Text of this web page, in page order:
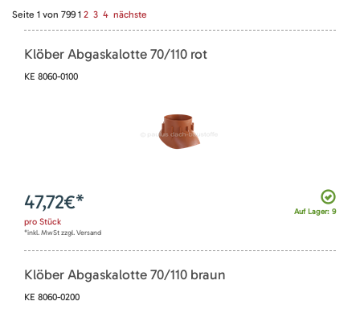
Seite 1 von 799 1 2 3 4 nächste
Klöber Abgaskalotte 70/110 rot
KE 8060-0100
Auf Lager: 9
47,72€*
pro Stück
*inkl. MwSt zzgl. Versand
Klöber Abgaskalotte 70/110 braun
KE 8060-0200